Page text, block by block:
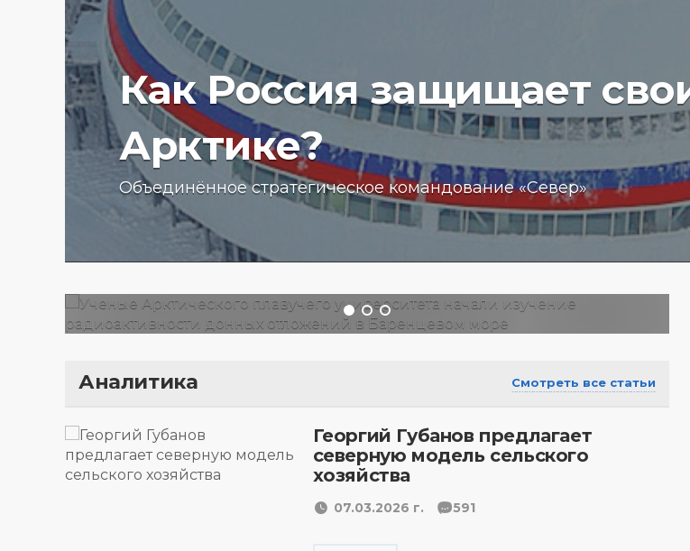
Как Россия защищает
Арктике?
Объединённое стратегическое командование «Север»
Ученые Арктического плавучего
университета начали изучение
радиоактивности донных
отложений в Баренцевом море
Аналитика Смотреть все статьи
Георгий Губанов предлагает
северную модель сельского
хозяйства
07.03.2026 г. 591